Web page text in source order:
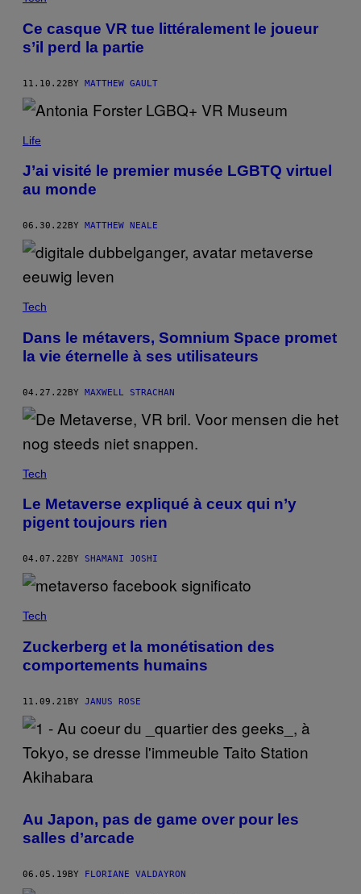
Ce casque VR tue littéralement le joueur
s’il perd la partie
11.10.22BY MATTHEW GAULT
Life
J’ai visité le premier musée LGBTQ virtuel
au monde
06.30.22 BY MATTHEW NEALE
Tech
Dans le métavers, Somnium Space promet
la vie éternelle à ses utilisateurs
04.27.22BY MAXWELL STRACHAN
Tech
Le Metaverse expliqué à ceux qui n’y
pigent toujours rien
04.07.22 BY SHAMANI JOSHI
Tech
Zuckerberg et la monétisation des
comportements humains
11.09.21BY JANUS ROSE
Au Japon, pas de game over pour les
salles d’arcade
06.05.19 BY FLORIANE VALDAYRON